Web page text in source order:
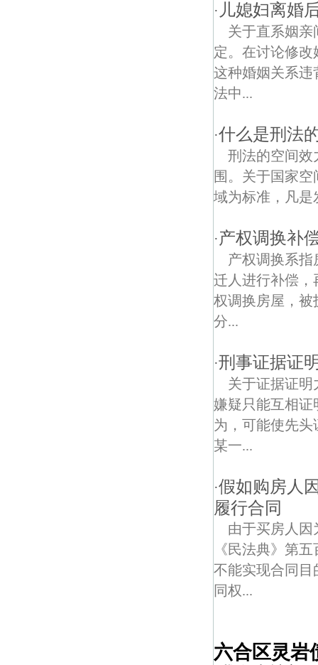
· 儿媳妇离婚
关于直系姻
定。在讨论修
这种婚姻关系违
法中...
·什么是刑法
刑法的空间效
围。关于国家
域为标准，凡是
·产权调换补
产权调换系
迁人进行补偿，
权调换房屋，被
分...
·刑事证据证
关于证据证
嫌疑只能互相证
为，可能使先
某一...
·假如购房人
履行合同
由于买房人
《民法典》第
不能实现合同目
同权...
六合区灵岩